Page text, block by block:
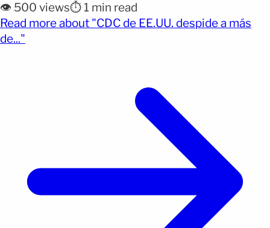
Prevención de Enfermedades (CDC) recibieron
avisos de despido el viernes por la noche, según
informan medios locales este sábado. La nueva
👁️ 500 views⏱️ 1 min read
Read more about "CDC de EE.UU. despide a más
de..."